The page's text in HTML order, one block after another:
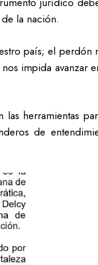
la nación.
país; el
impida avanzar
herramientas
de